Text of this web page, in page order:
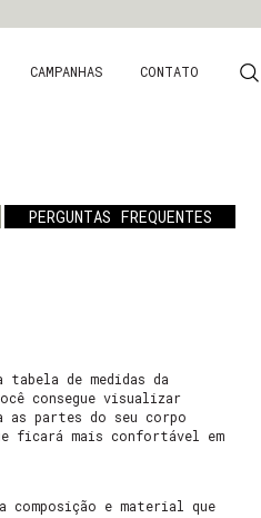
CAMPANHAS CONTATO
PERGUNTAS FREQUENTES
de medidas da
consegue visualizar
as partes do seu corpo
ficará mais confortável em
composição e material que